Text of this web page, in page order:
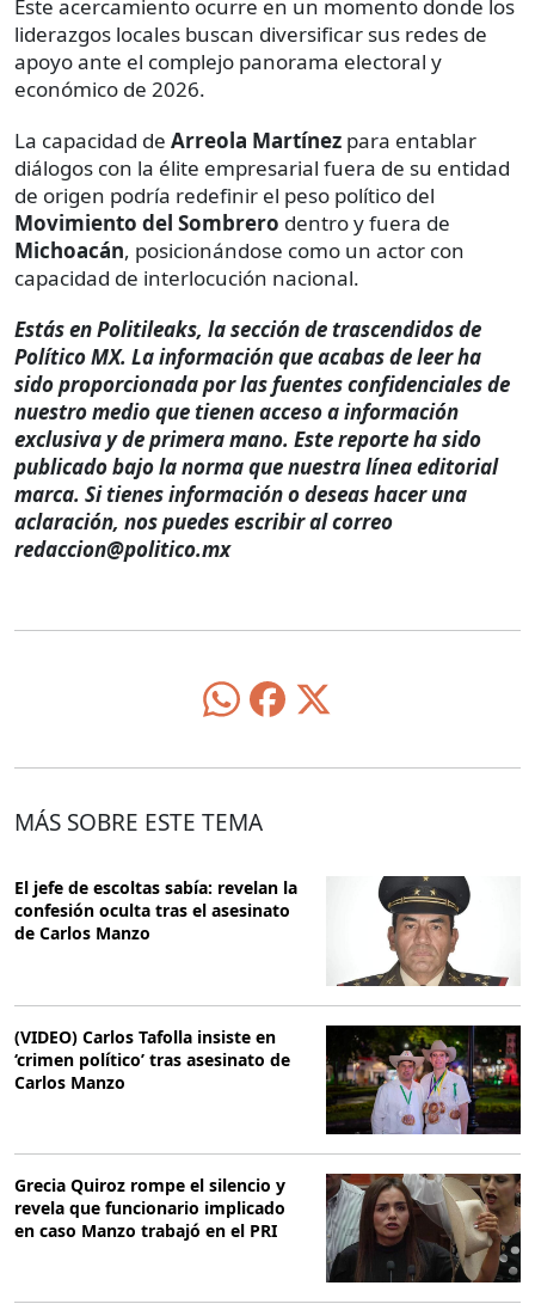
Este acercamiento ocurre en un momento donde los
liderazgos locales buscan diversificar sus redes de
apoyo ante el complejo panorama electoral y
económico de 2026.
La capacidad de Arreola Martínez para entablar
diálogos con la élite empresarial fuera de su entidad
de origen podría redefinir el peso político del
Movimiento del Sombrero dentro y fuera de
Michoacán, posicionándose como un actor con
capacidad de interlocución nacional.
Estás en Politileaks, la sección de trascendidos de
Político MX. La información que acabas de leer ha
sido proporcionada por las fuentes confidenciales de
nuestro medio que tienen acceso a información
exclusiva y de primera mano. Este reporte ha sido
publicado bajo la norma que nuestra línea editorial
marca. Si tienes información o deseas hacer una
aclaración, nos puedes escribir al correo
redaccion@politico.mx
MÁS SOBRE ESTE TEMA
El jefe de escoltas sabía: revelan la
confesión oculta tras el asesinato
de Carlos Manzo
(VIDEO) Carlos Tafolla insiste en
‘crimen político’ tras asesinato de
Carlos Manzo
Grecia Quiroz rompe el silencio y
revela que funcionario implicado
en caso Manzo trabajó en el PRI